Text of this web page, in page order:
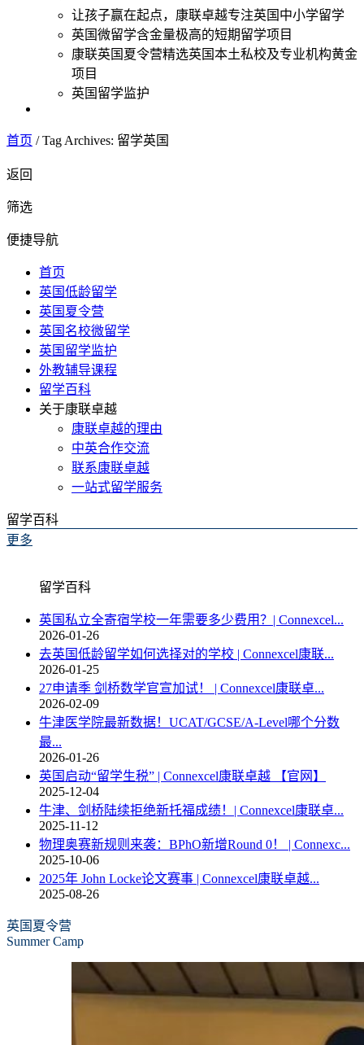
让孩子赢在起点，康联卓越专注英国中小学留学
英国微留学含金量极高的短期留学项目
康联英国夏令营精选英国本土私校及专业机构黄金
项目
英国留学监护
首页 /Tag Archives: 留学英国
返回
筛选
便捷导航
首页
英国低龄留学
英国夏令营
英国名校微留学
英国留学监护
外教辅导课程
留学百科
关于康联卓越
康联卓越的理由
中英合作交流
联系康联卓越
一站式留学服务
留学百科
更多
留学百科
英国私立全寄宿学校一年需要多少费用？| Connexcel...
2026-01-26
去英国低龄留学如何选择对的学校 | Connexcel康联...
2026-01-25
27申请季 剑桥数学官宣加试！ | Connexcel康联卓...
2026-02-09
牛津医学院最新数据！UCAT/GCSE/A-Level哪个分数
最...
2026-01-26
英国启动“留学生税” | Connexcel康联卓越 【官网】
2025-12-04
牛津、剑桥陆续拒绝新托福成绩！| Connexcel康联卓...
2025-11-12
物理奥赛新规则来袭：BPhO新增Round 0！ | Connexc...
2025-10-06
2025年 John Locke论文赛事 | Connexcel康联卓越...
2025-08-26
英国夏令营
Summer Camp